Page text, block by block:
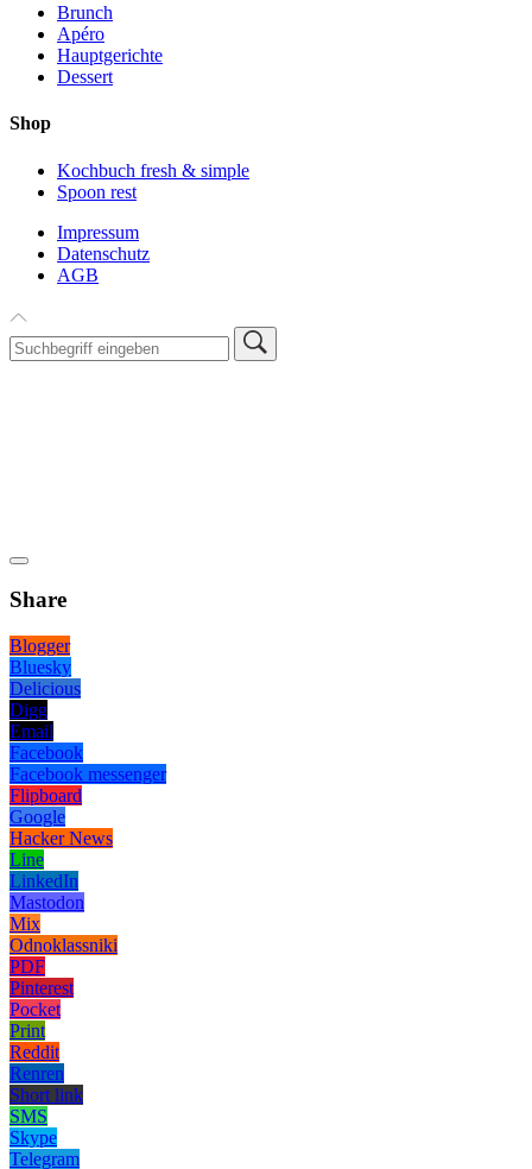
Brunch
Apéro
Hauptgerichte
Dessert
Shop
Kochbuch fresh & simple
Spoon rest
Impressum
Datenschutz
AGB
Share
Blogger
Bluesky
Delicious
Digg
Email
Facebook
Facebook messenger
Flipboard
Google
Hacker News
Line
LinkedIn
Mastodon
Mix
Odnoklassniki
PDF
Pinterest
Pocket
Print
Reddit
Renren
Short link
SMS
Skype
Telegram